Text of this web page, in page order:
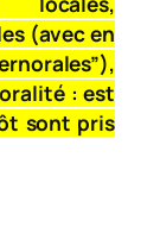
(avec en
: est
sont pris